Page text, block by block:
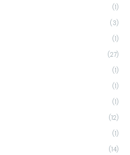
(1)
(3)
(1)
(27)
(1)
(1)
(1)
(12)
(1)
(14)